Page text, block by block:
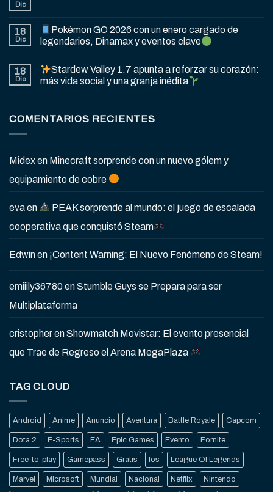
Dic
18
Dic
Pokémon GO 2026 con un enero cargado de
legendarios, Dinamax y eventos clave
18
Dic
Stardew Valley 1.7 apunta a reforzar su corazón:
más vida social y una granja inédita
COMENTARIOS RECIENTES
Midexen Minecraft sorprende con un nuevo gólem y
equipamiento de cobre
evaen
PEAK sorprende al mundo: el juego de escalada
cooperativa que conquistó Steam
Edwinen ¡Content Warning: El Nuevo Fenómeno de Steam!
emiiily36780enStumble Guys se Prepara para ser
Multiplataforma
cristopherenShowmatch Movistar: El evento presencial
que Trae de Regreso el Arena MegaPlaza
TAG CLOUD
Android Anime Anuncio Aventura Battle Royale Capcom
Dota 2 E-Sports EA Epic Games Evento Fornite
Free-to-play Gamepass Gratis Ios League Of Legends
Marvel Microsoft Mundial Nacional Netflix Nintendo